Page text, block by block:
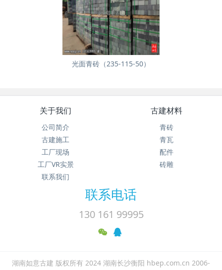
光面青砖（235-115-50）
关于我们
公司简介
古建施工
工厂现场
工厂VR实景
联系我们
古建材料
青砖
青瓦
配件
砖雕
联系电话
130 161 99995
湖南如意古建 版权所有 2024 湖南长沙衡阳 hbep.com.cn 2006-